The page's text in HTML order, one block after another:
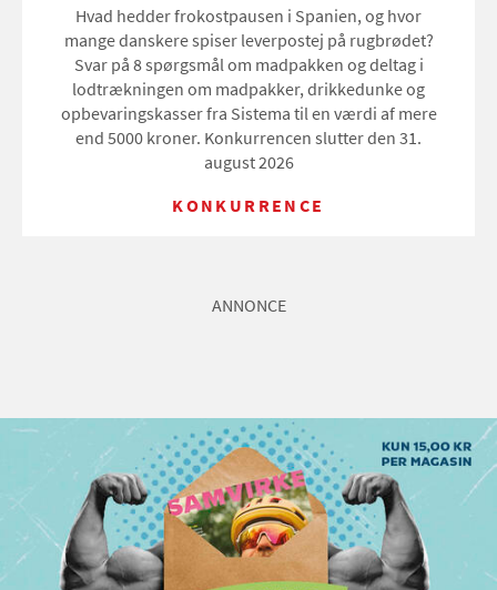
Hvad hedder frokostpausen i Spanien, og hvor
mange danskere spiser leverpostej på rugbrødet?
Svar på 8 spørgsmål om madpakken og deltag i
lodtrækningen om madpakker, drikkedunke og
opbevaringskasser fra Sistema til en værdi af mere
end 5000 kroner. Konkurrencen slutter den 31.
august 2026
KONKURRENCE
ANNONCE